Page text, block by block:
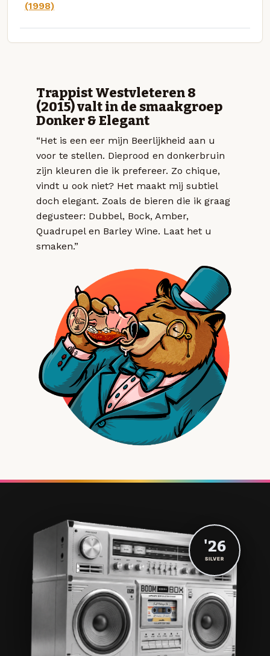
(1998)
Trappist Westvleteren 8
(2015) valt in de smaakgroep
Donker & Elegant
“Het is een eer mijn Beerlijkheid aan u
voor te stellen. Dieprood en donkerbruin
zijn kleuren die ik prefereer. Zo chique,
vindt u ook niet? Het maakt mij subtiel
doch elegant. Zoals de bieren die ik graag
degusteer: Dubbel, Bock, Amber,
Quadrupel en Barley Wine. Laat het u
smaken.”
'26
SILVER